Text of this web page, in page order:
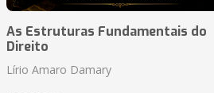
As Estruturas Fundamentais do
Direito
Lírio Amaro Damary